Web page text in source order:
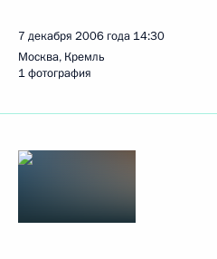
7 декабря 2006 года 14:30
Москва, Кремль
1 фотография